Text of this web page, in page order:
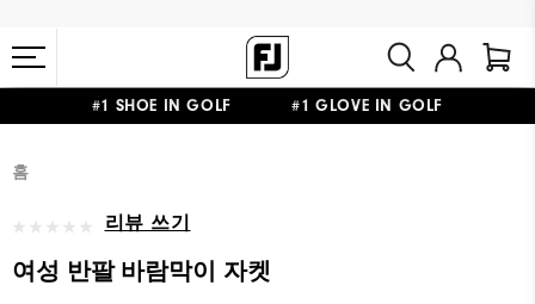
#1 SHOE IN GOLF #1 GLOVE IN GOLF
10만원 이상 구매 시 배송·반품 무료
홈
리뷰 쓰기
여성 반팔 바람막이 자켓